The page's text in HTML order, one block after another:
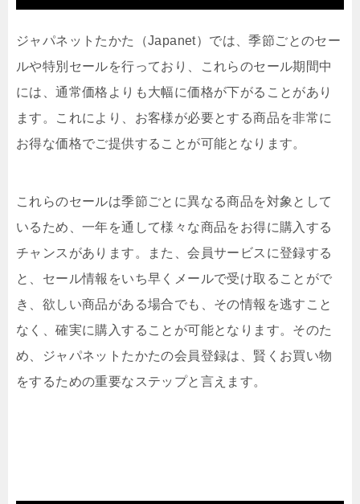
ジャパネットたかた（Japanet）では、季節ごとのセー
ルや特別セールを行っており、これらのセール期間中
には、通常価格よりも大幅に価格が下がることがあり
ます。これにより、お客様が必要とする商品を非常に
お得な価格でご提供することが可能となります。
これらのセールは季節ごとに異なる商品を対象として
いるため、一年を通して様々な商品をお得に購入する
チャンスがあります。また、会員サービスに登録する
と、セール情報をいち早くメールで受け取ることがで
き、欲しい商品がある場合でも、その情報を逃すこと
なく、確実に購入することが可能となります。そのた
め、ジャパネットたかたの会員登録は、賢くお買い物
をするための重要なステップと言えます。